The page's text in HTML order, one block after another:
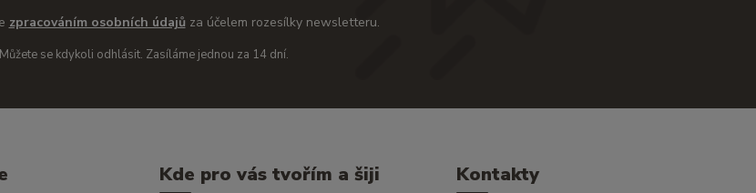
zpracováním osobních údajů za účelem rozesílky newsletteru.
Můžete se kdykoli odhlásit. Zasíláme jednou za 14 dní.
Kde pro vás tvořím a šiji Kontakty